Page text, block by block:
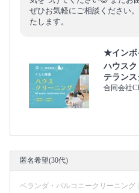
ぜひお気軽にご相談ください
たします。
★インボ
ハウス
テラン
合同会社
匿名希望(30代)
ベランダ・バルコニークリーニング